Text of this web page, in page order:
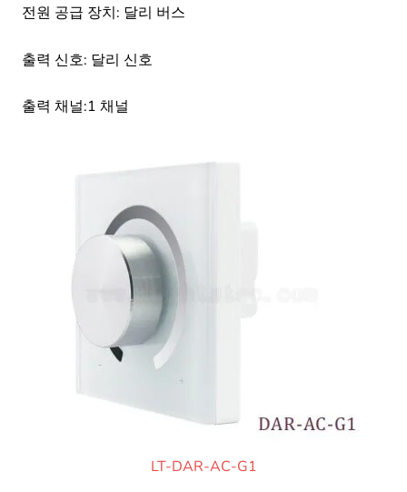
전원 공급 장치: 달리 버스
출력 신호: 달리 신호
출력 채널:1 채널
LT-DAR-AC-G1